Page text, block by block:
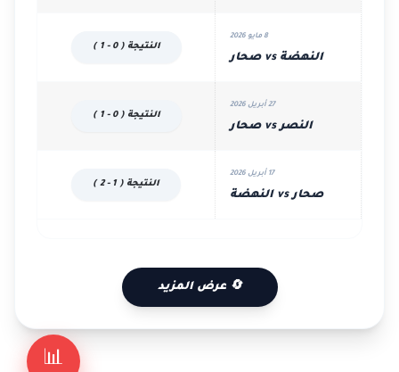
📊
8 مايو 2026
النهضة vs صحار
النتيجة ( 0 - 1 )
27 أبريل 2026
النصر vs صحار
النتيجة ( 0 - 1 )
17 أبريل 2026
صحار vs النهضة
النتيجة ( 1 - 2 )
🔄 عرض المزيد